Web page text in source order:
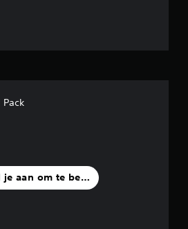
Pack
je aan om te beoordelen